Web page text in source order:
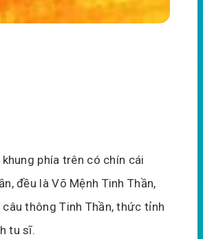
phía trên có chín cái
đều là Võ Mệnh Tinh Thần,
thông Tinh Thần, thức tỉnh
tu sĩ.